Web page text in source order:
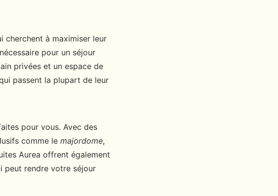
cherchent à maximiser leur
pour un séjour
privées et un espace de
passent la plupart de leur
pour vous. Avec des
comme le majordome,
Aurea offrent également
peut rendre votre séjour